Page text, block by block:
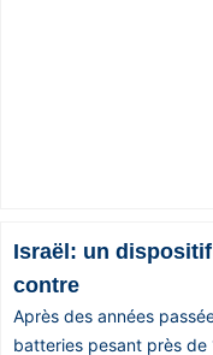
Israël: un
contre
Après des années
batteries pesant près